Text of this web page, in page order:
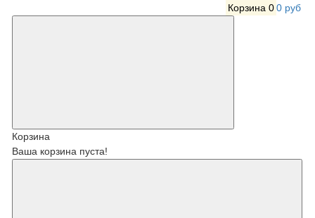
Корзина 00 руб
Корзина
Ваша корзина пуста!